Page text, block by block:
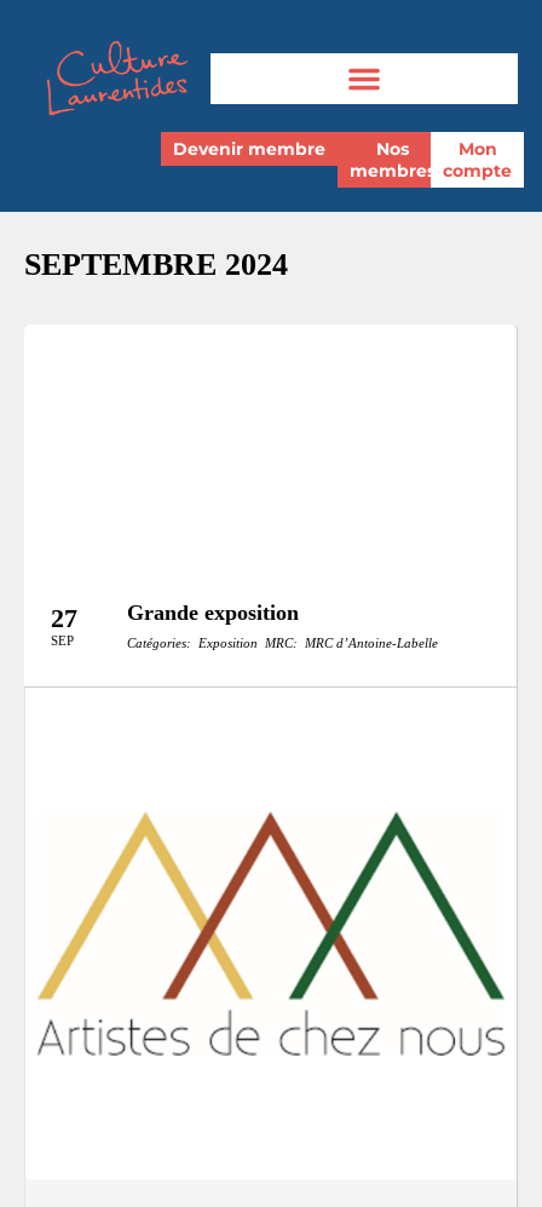
Devenir membre
Nos
membres
Mon
compte
SEPTEMBRE 2024
27
SEP
Grande exposition
Catégories: Exposition MRC: MRC d’Antoine-Labelle